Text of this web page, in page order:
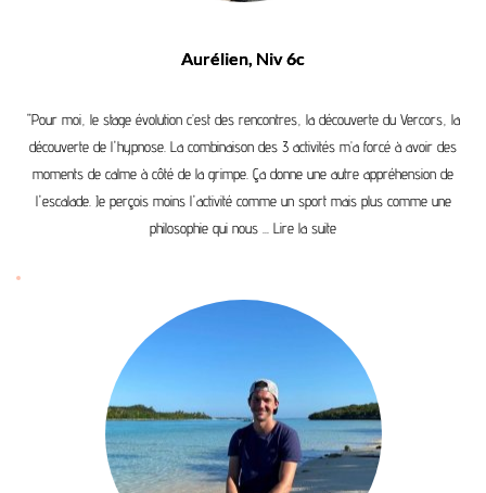
Aurélien, Niv 6c
"Pour moi, le stage évolution c’est des rencontres, la découverte du Vercors, la
découverte de l'hypnose. La combinaison des 3 activités m’a forcé à avoir des
moments de calme à côté de la grimpe. Ça donne une autre appréhension de
l'escalade. Je perçois moins l'activité comme un sport mais plus comme une
philosophie qui nous ... Lire la suite